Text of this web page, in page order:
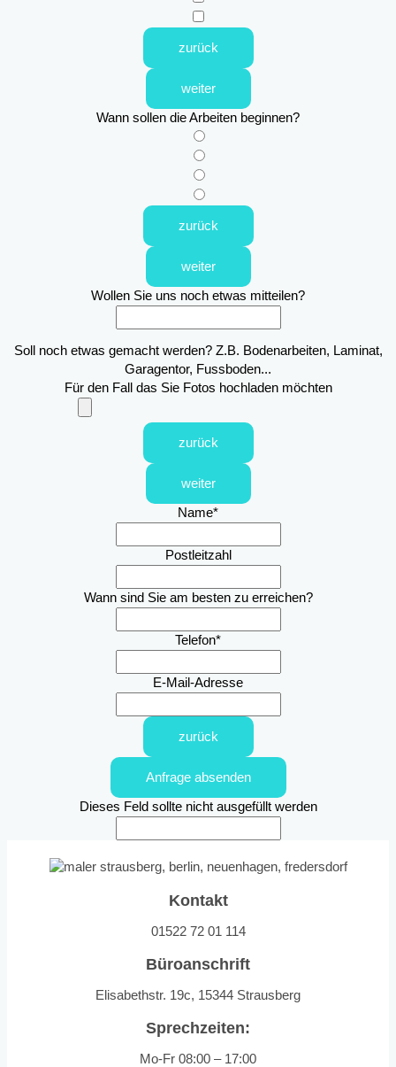
zurück
weiter
Wann sollen die Arbeiten beginnen?
zurück
weiter
Wollen Sie uns noch etwas mitteilen?
Soll noch etwas gemacht werden? Z.B. Bodenarbeiten, Laminat,
Garagentor, Fussboden...
Für den Fall das Sie Fotos hochladen möchten
zurück
weiter
Name*
Postleitzahl
Wann sind Sie am besten zu erreichen?
Telefon*
E-Mail-Adresse
zurück
Anfrage absenden
Dieses Feld sollte nicht ausgefüllt werden
Kontakt
01522 72 01 114
Büroanschrift
Elisabethstr. 19c, 15344 Strausberg
Sprechzeiten:
Mo-Fr 08:00 – 17:00